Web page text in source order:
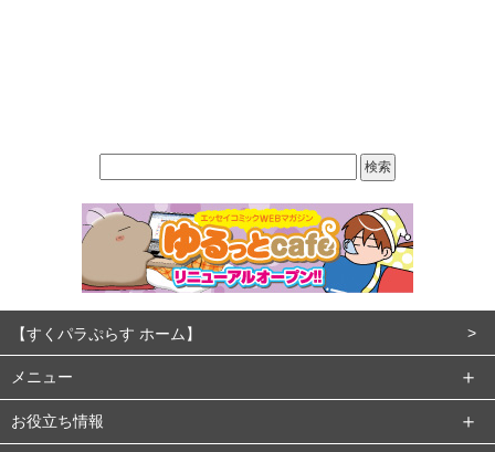
メニュー
お役立ち情報
【すくパラぷらす ホーム】